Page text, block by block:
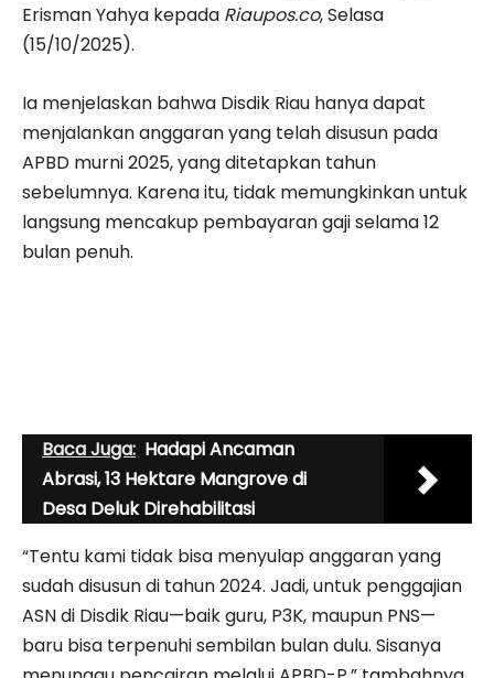
Erisman Yahya kepada Riaupos.co, Selasa
(15/10/2025).
Ia menjelaskan bahwa Disdik Riau hanya dapat
menjalankan anggaran yang telah disusun pada
APBD murni 2025, yang ditetapkan tahun
sebelumnya. Karena itu, tidak memungkinkan untuk
langsung mencakup pembayaran gaji selama 12
bulan penuh.
Baca Juga: Hadapi Ancaman
Abrasi, 13 Hektare Mangrove di
Desa Deluk Direhabilitasi
“Tentu kami tidak bisa menyulap anggaran yang
sudah disusun di tahun 2024. Jadi, untuk penggajian
ASN di Disdik Riau—baik guru, P3K, maupun PNS—
baru bisa terpenuhi sembilan bulan dulu. Sisanya